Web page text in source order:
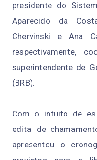
presidente do
Aparecido da
Chervinski e Ana
respectivamente,
superintendente de
(BRB).
Com o intuito de
edital de
apresentou o